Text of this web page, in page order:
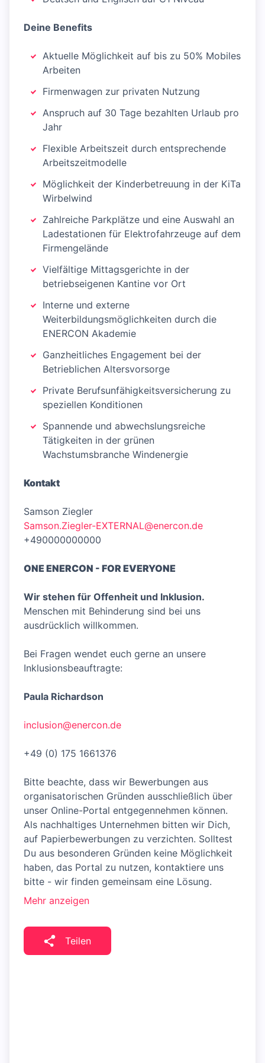
Deine Benefits
Aktuelle Möglichkeit auf bis zu 50% Mobiles
Arbeiten
Firmenwagen zur privaten Nutzung
Anspruch auf 30 Tage bezahlten Urlaub pro
Jahr
Flexible Arbeitszeit durch entsprechende
Arbeitszeitmodelle
Möglichkeit der Kinderbetreuung in der KiTa
Wirbelwind
Zahlreiche Parkplätze und eine Auswahl an
Ladestationen für Elektrofahrzeuge auf dem
Firmengelände
Vielfältige Mittagsgerichte in der
betriebseigenen Kantine vor Ort
Interne und externe
Weiterbildungsmöglichkeiten durch die
ENERCON Akademie
Ganzheitliches Engagement bei der
Betrieblichen Altersvorsorge
Private Berufsunfähigkeitsversicherung zu
speziellen Konditionen
Spannende und abwechslungsreiche
Tätigkeiten in der grünen
Wachstumsbranche Windenergie
Kontakt
Samson Ziegler
Samson.Ziegler-EXTERNAL@enercon.de
+490000000000
ONE ENERCON - FOR EVERYONE
Wir stehen für Offenheit und Inklusion.
Menschen mit Behinderung sind bei uns
ausdrücklich willkommen.
Bei Fragen wendet euch gerne an unsere
Inklusionsbeauftragte:
Paula Richardson
inclusion@enercon.de
+49 (0) 175 1661376
Bitte beachte, dass wir Bewerbungen aus
organisatorischen Gründen ausschließlich über
unser Online-Portal entgegennehmen können.
Als nachhaltiges Unternehmen bitten wir Dich,
auf Papierbewerbungen zu verzichten. Solltest
Du aus besonderen Gründen keine Möglichkeit
haben, das Portal zu nutzen, kontaktiere uns
bitte - wir finden gemeinsam eine Lösung.
Mehr anzeigen
Teilen